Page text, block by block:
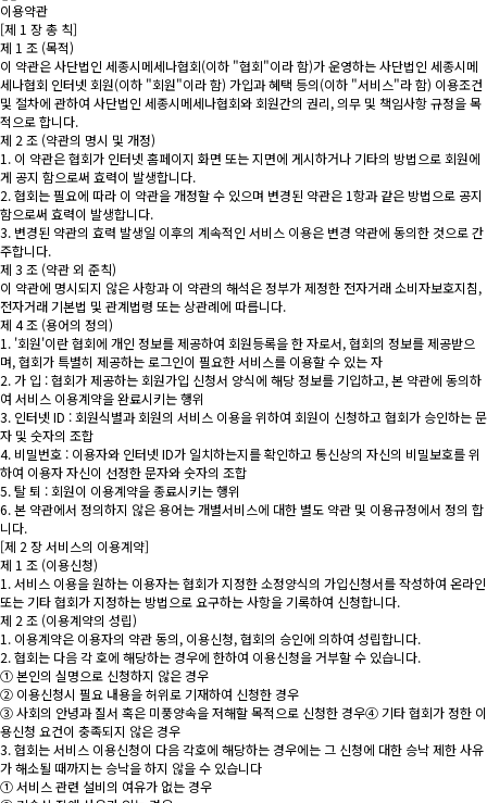
이용약관
[제 1 장 총 칙]
제 1 조 (목적)
이 약관은 사단법인 세종시메세나협회(이하 "협회"이라 함)가 운영하는 사단법인 세종시메
세나협회 인터넷 회원(이하 "회원"이라 함) 가입과 혜택 등의(이하 "서비스"라 함) 이용조건
및 절차에 관하여 사단법인 세종시메세나협회와 회원간의 권리, 의무 및 책임사항 규정을 목
적으로 합니다.
제 2 조 (약관의 명시 및 개정)
1. 이 약관은 협회가 인터넷 홈페이지 화면 또는 지면에 게시하거나 기타의 방법으로 회원에
게 공지 함으로써 효력이 발생합니다.
2. 협회는 필요에 따라 이 약관을 개정할 수 있으며 변경된 약관은 1항과 같은 방법으로 공지
함으로써 효력이 발생합니다.
3. 변경된 약관의 효력 발생일 이후의 계속적인 서비스 이용은 변경 약관에 동의한 것으로 간
주합니다.
제 3 조 (약관 외 준칙)
이 약관에 명시되지 않은 사항과 이 약관의 해석은 정부가 제정한 전자거래 소비자보호지침,
전자거래 기본법 및 관계법령 또는 상관례에 따릅니다.
제 4 조 (용어의 정의)
1. '회원'이란 협회에 개인 정보를 제공하여 회원등록을 한 자로서, 협회의 정보를 제공받으
며, 협회가 특별히 제공하는 로그인이 필요한 서비스를 이용할 수 있는 자
2. 가 입 : 협회가 제공하는 회원가입 신청서 양식에 해당 정보를 기입하고, 본 약관에 동의하
여 서비스 이용계약을 완료시키는 행위
3. 인터넷 ID : 회원식별과 회원의 서비스 이용을 위하여 회원이 신청하고 협회가 승인하는 문
자 및 숫자의 조합
4. 비밀번호 : 이용자와 인터넷 ID가 일치하는지를 확인하고 통신상의 자신의 비밀보호를 위
하여 이용자 자신이 선정한 문자와 숫자의 조합
5. 탈 퇴 : 회원이 이용계약을 종료시키는 행위
6. 본 약관에서 정의하지 않은 용어는 개별서비스에 대한 별도 약관 및 이용규정에서 정의 합
니다.
[제 2 장 서비스의 이용계약]
제 1 조 (이용신청)
1. 서비스 이용을 원하는 이용자는 협회가 지정한 소정양식의 가입신청서를 작성하여 온라인
또는 기타 협회가 지정하는 방법으로 요구하는 사항을 기록하여 신청합니다.
제 2 조 (이용계약의 성립)
1. 이용계약은 이용자의 약관 동의, 이용신청, 협회의 승인에 의하여 성립합니다.
2. 협회는 다음 각 호에 해당하는 경우에 한하여 이용신청을 거부할 수 있습니다.
① 본인의 실명으로 신청하지 않은 경우
② 이용신청시 필요 내용을 허위로 기재하여 신청한 경우
③ 사회의 안녕과 질서 혹은 미풍양속을 저해할 목적으로 신청한 경우④ 기타 협회가 정한 이
용신청 요건이 충족되지 않은 경우
3. 협회는 서비스 이용신청이 다음 각호에 해당하는 경우에는 그 신청에 대한 승낙 제한 사유
가 해소될 때까지는 승낙을 하지 않을 수 있습니다
① 서비스 관련 설비의 여유가 없는 경우